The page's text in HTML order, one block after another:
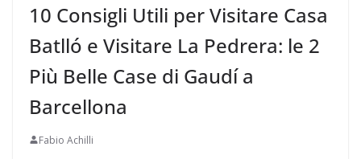
10 Consigli Utili per Visitare Casa
Batlló e Visitare La Pedrera: le 2
Più Belle Case di Gaudí a
Barcellona
Fabio Achilli